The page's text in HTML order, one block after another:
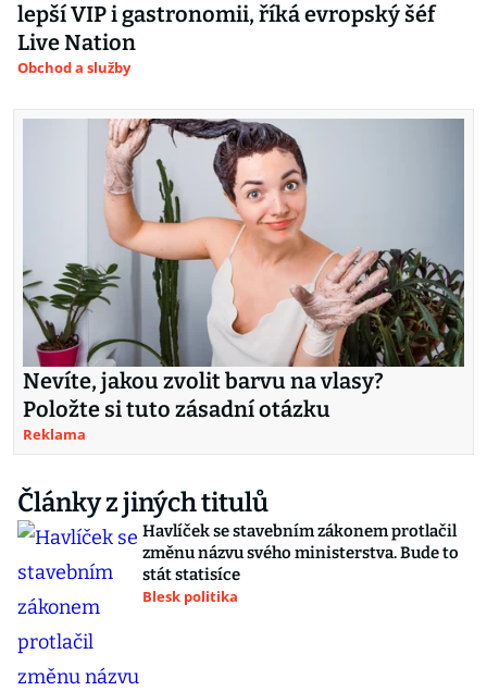
lepší VIP i gastronomii, říká evropský šéf
Live Nation
Obchod a služby
Nevíte, jakou zvolit barvu na vlasy?
Položte si tuto zásadní otázku
Reklama
Články z jiných titulů
Havlíček se stavebním zákonem protlačil
změnu názvu svého ministerstva. Bude to
stát statisíce
Blesk politika